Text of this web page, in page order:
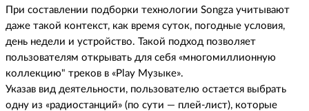
При составлении подборки технологии Songza учитывают
даже такой контекст, как время суток, погодные условия,
день недели и устройство. Такой подход позволяет
пользователям открывать для себя «многомиллионную
коллекцию" треков в «Play Музыке».
Указав вид деятельности, пользователю остается выбрать
одну из «радиостанций» (по сути — плей-лист), которые